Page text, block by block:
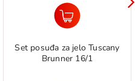
Set posuđa za jelo Tuscany
Brunner 16/1